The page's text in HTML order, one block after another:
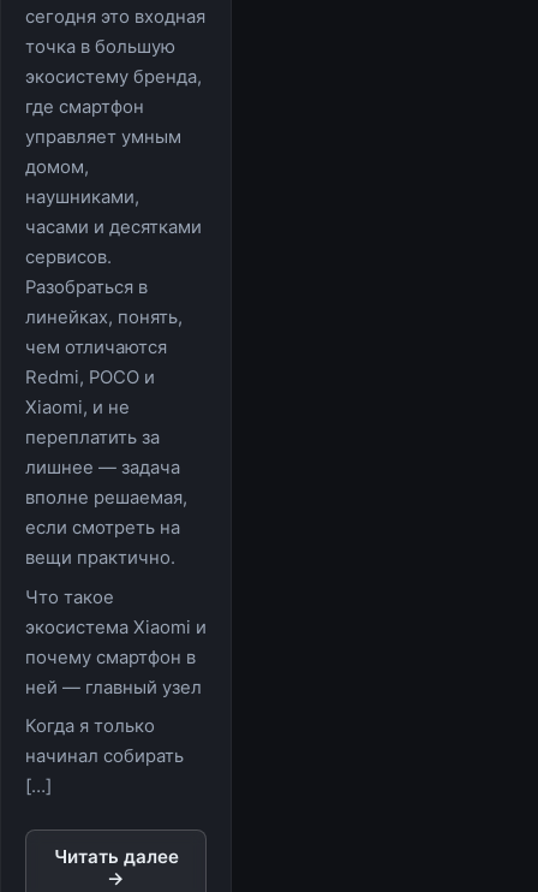
сегодня это входная
точка в большую
экосистему бренда,
где смартфон
управляет умным
домом,
наушниками,
часами и десятками
сервисов.
Разобраться в
линейках, понять,
чем отличаются
Redmi, POCO и
Xiaomi, и не
переплатить за
лишнее — задача
вполне решаемая,
если смотреть на
вещи практично.
Что такое
экосистема Xiaomi и
почему смартфон в
ней — главный узел
Когда я только
начинал собирать
[…]
Читать далее
→